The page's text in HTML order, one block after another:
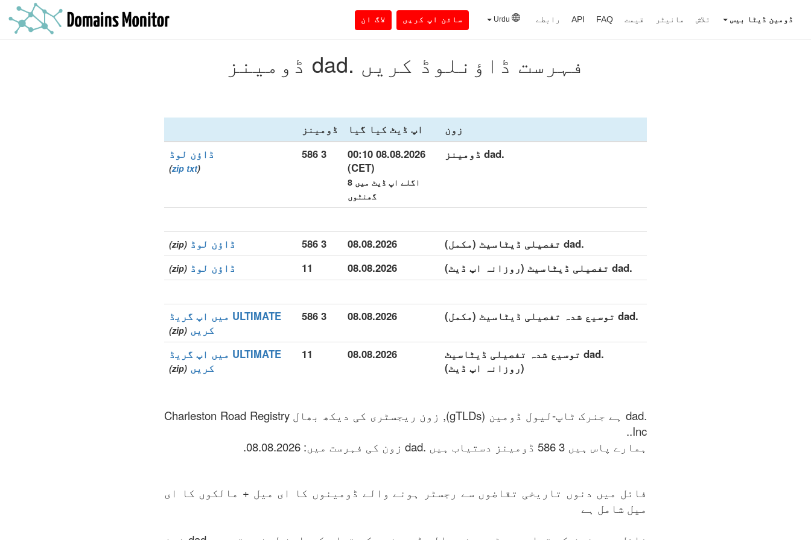
ڈومین ڈیٹا بیس تلاش مانیٹر قیمت FAQ
API رابطے سائن اپ کریں لاگ ان
فہرست ڈاؤنلوڈ کریں .dad ڈومینز
زون اپ ڈیٹ کیا گیا
ڈومینز
.dad ڈومینز
08.08.2026 00:10
(CET)
اگلے اپ ڈیٹ میں 8
گھنٹوں
3 586 ڈاؤن لوڈ
(
zip txt
)
.dad تفصیلی ڈیٹاسیٹ (مکمل) 08.08.2026
3 586 ڈاؤن لوڈ (zip)
.dad تفصیلی ڈیٹاسیٹ (روزانہ اپ ڈیٹ) 08.08.2026
11 ڈاؤن لوڈ (zip)
.dad توسیع شدہ تفصیلی ڈیٹاسیٹ (مکمل) 08.08.2026
3 586
ULTIMATE میں اپ گریڈ
کریں (zip)
.dad توسیع شدہ تفصیلی ڈیٹاسیٹ
(روزانہ اپ ڈیٹ)
08.08.2026
11
ULTIMATE میں اپ گریڈ
کریں (zip)
.dad ہے جنرک ٹاپ-لیول ڈومین (gTLDs), زون ریجسٹری کی دیکھ بھال Charleston Road Registry
Inc..
ہمارے پاس ہیں 3 586 ڈومینز دستیاب ہیں .dad زون کی فہرست میں: 08.08.2026.
فائل میں دنوں تاریخی تقاضوں سے رجسٹر ہونے والے ڈومینوں کا ای میل + مالکوں کا ای
میل شامل ہے